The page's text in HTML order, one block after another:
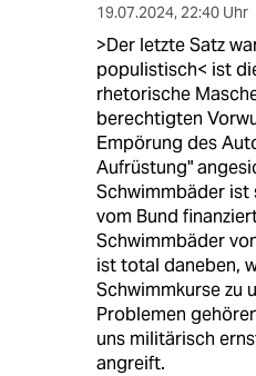
19.07.2024, 22:40 Uhr
>Der letzte Satz
populistisch< ist
rhetorische
berechtigten
Empörung des
Aufrüstung"
Schwimmbäder ist
vom Bund
Schwimmbäder
ist total daneben,
Schwimmkurse zu
Problemen
uns militärisch
angreift.